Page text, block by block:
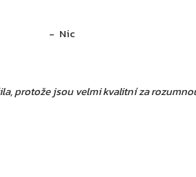
Nic
protože jsou velmi kvalitní za